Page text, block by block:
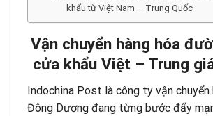
khẩu từ Việt Nam – Trung Quốc
Vận chuyển hàng hóa
cửa khẩu Việt – Trung
Indochina Post là công ty vận chuyển
Đông Dương đang từng bước đẩy